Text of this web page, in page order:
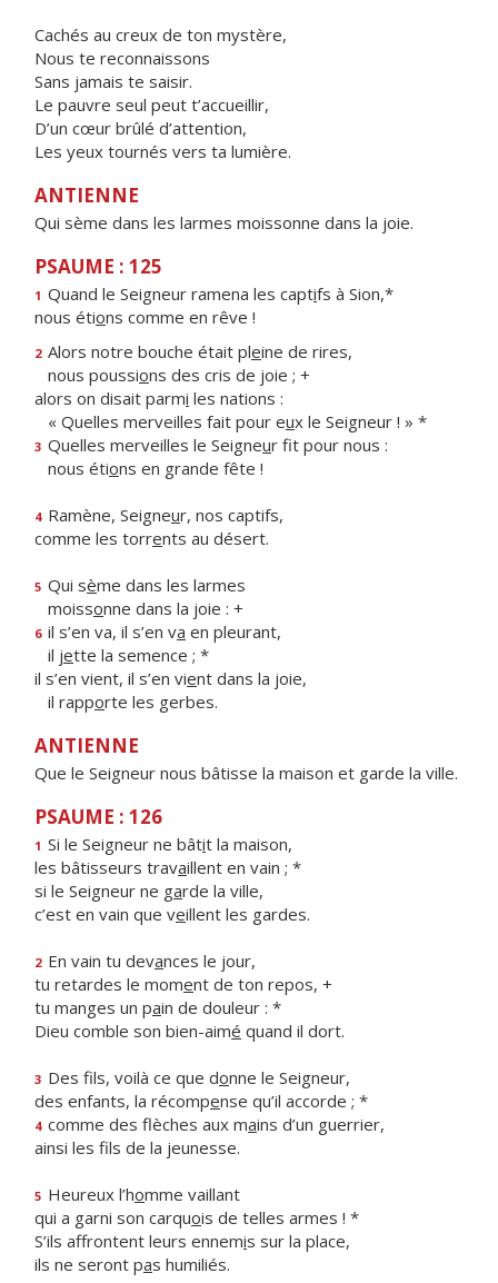
Cachés au creux de ton mystère,
Nous te reconnaissons
Sans jamais te saisir.
Le pauvre seul peut t’accueillir,
D’un cœur brûlé d’attention,
Les yeux tournés vers ta lumière.
ANTIENNE
Qui sème dans les larmes moissonne dans la joie.
PSAUME : 125
1 Quand le Seigneur ramena les captifs à Sion,*
nous étions comme en rêve !
2 Alors notre bouche était pleine de rires,
nous poussions des cris de joie ; +
alors on disait parmi les nations :
« Quelles merveilles fait pour eux le Seigneur ! » *
3 Quelles merveilles le Seigneur fit pour nous :
nous étions en grande fête !
4 Ramène, Seigneur, nos captifs,
comme les torrents au désert.
5 Qui sème dans les larmes
moissonne dans la joie : +
6 il s’en va, il s’en va en pleurant,
il jette la semence ; *
il s’en vient, il s’en vient dans la joie,
il rapporte les gerbes.
ANTIENNE
Que le Seigneur nous bâtisse la maison et garde la ville.
PSAUME : 126
1 Si le Seigneur ne bâtit la maison,
les bâtisseurs travaillent en vain ; *
si le Seigneur ne garde la ville,
c’est en vain que veillent les gardes.
2 En vain tu devances le jour,
tu retardes le moment de ton repos, +
tu manges un pain de douleur : *
Dieu comble son bien-aimé quand il dort.
3 Des fils, voilà ce que donne le Seigneur,
des enfants, la récompense qu’il accorde ; *
4 comme des flèches aux mains d’un guerrier,
ainsi les fls de la jeunesse.
5 Heureux l’homme vaillant
qui a garni son carquois de telles armes ! *
S’ils affrontent leurs ennemis sur la place,
ils ne seront pas humiliés.